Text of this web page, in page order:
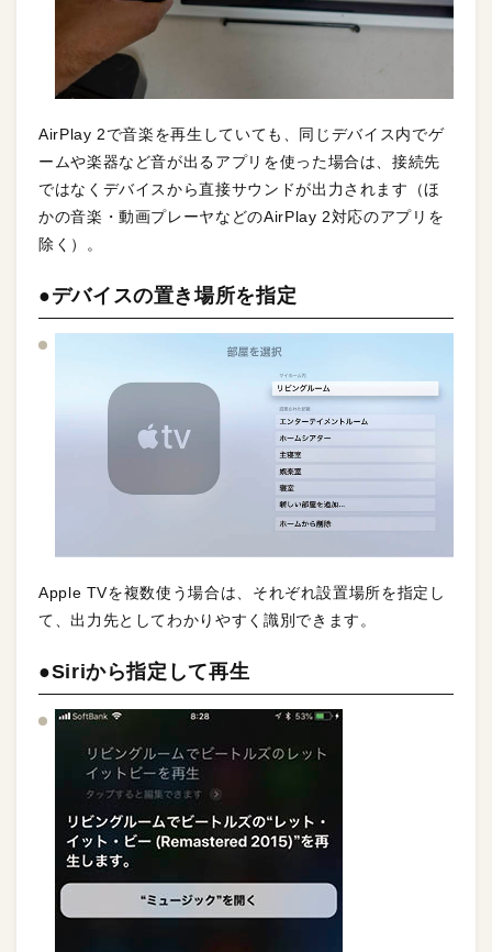
AirPlay 2で音楽を再生していても、同じデバイス内でゲ
ームや楽器など音が出るアプリを使った場合は、接続先
ではなくデバイスから直接サウンドが出力されます（ほ
かの音楽・動画プレーヤなどのAirPlay 2対応のアプリを
除く）。
●デバイスの置き場所を指定
Apple TVを複数使う場合は、それぞれ設置場所を指定し
て、出力先としてわかりやすく識別できます。
●Siriから指定して再生